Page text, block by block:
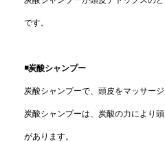
です。
◾️炭酸シャンプー
炭酸シャンプーで、頭皮をマッサージ
炭酸シャンプーは、炭酸の力により
があります。